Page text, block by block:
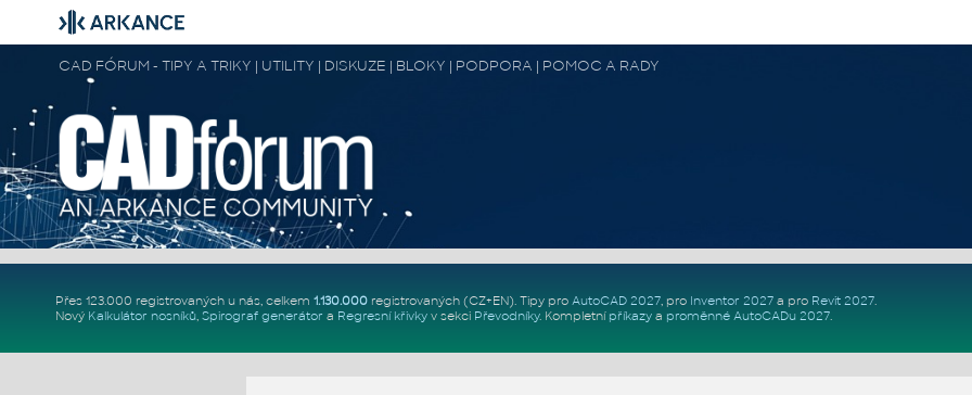
CAD FÓRUM - TIPY A TRIKY | UTILITY | DISKUZE | BLOKY | PODPORA | POMOC A RADY
Přes 123.000 registrovaných u nás, celkem 1.130.000registrovaných (CZ+EN). Tipy pro AutoCAD 2027, pro Inventor 2027a pro Revit 2027.
Nový Kalkulátor nosníků, Spirograf generátor a Regresní křivkyv sekci Převodníky. Kompletní příkazya proměnné AutoCADu 2027.